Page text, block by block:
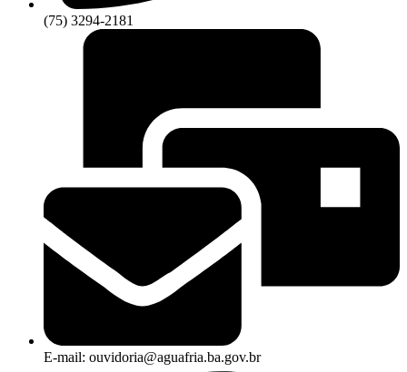
(75) 3294-2181
E-mail: ouvidoria@aguafria.ba.gov.br